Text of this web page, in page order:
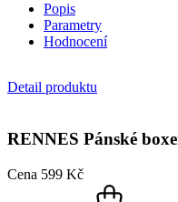
Popis
Parametry
Hodnocení
Detail produktu
RENNES Pánské
Cena 599 Kč